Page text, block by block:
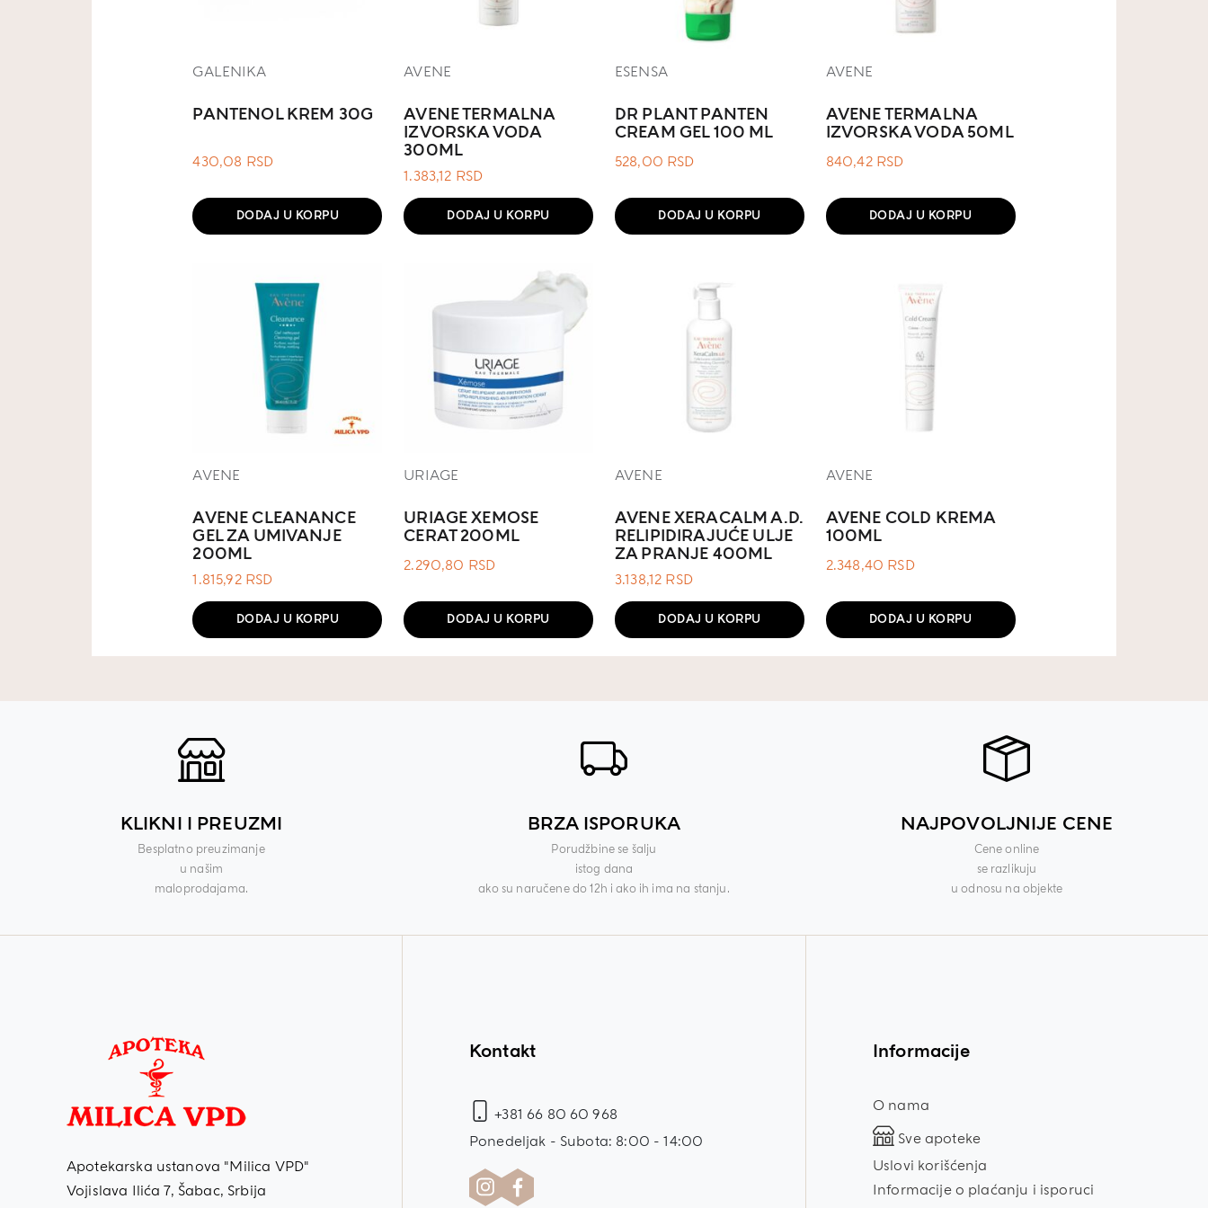
GALENIKA
PANTENOL KREM 30G
430,08 RSD
DODAJ U KORPU
AVENE
AVENE TERMALNA
IZVORSKA VODA
300ML
1.383,12 RSD
DODAJ U KORPU
ESENSA
DR PLANT PANTEN
CREAM GEL 100 ML
528,00 RSD
DODAJ U KORPU
AVENE
AVENE TERMALNA
IZVORSKA VODA 50ML
840,42 RSD
DODAJ U KORPU
AVENE
AVENE CLEANANCE
GEL ZA UMIVANJE
200ML
1.815,92 RSD
DODAJ U KORPU
URIAGE
URIAGE XEMOSE
CERAT 200ML
2.290,80 RSD
DODAJ U KORPU
AVENE
AVENE XERACALM A.D.
RELIPIDIRAJUĆE ULJE
ZA PRANJE 400ML
3.138,12 RSD
DODAJ U KORPU
AVENE
AVENE COLD KREMA
100ML
2.348,40 RSD
DODAJ U KORPU
KLIKNI I PREUZMI
Besplatno preuzimanje
u našim
maloprodajama.
BRZA ISPORUKA
Porudžbine se šalju
istog dana
ako su naručene do 12h i ako ih ima na stanju.
NAJPOVOLJNIJE CENE
Cene online
se razlikuju
u odnosu na objekte
Apotekarska ustanova "Milica VPD"
Vojislava Ilića 7, Šabac, Srbija
Kontakt
+381 66 80 60 968
Ponedeljak - Subota: 8:00 - 14:00
Informacije
O nama
Sve apoteke
Uslovi korišćenja
Informacije o plaćanju i isporuci